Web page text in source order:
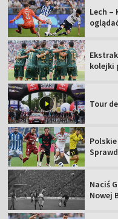
Lech –
kolejki
Tour
Naciś
Nowej